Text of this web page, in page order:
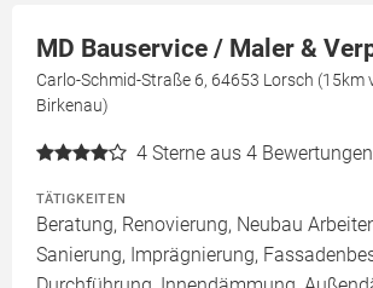
MD Bauservice / Maler &
Carlo-Schmid-Straße 6, 64653 Lorsch (15km
Birkenau)
4 Sterne aus 4 Bewertungen
TÄTIGKEITEN
Beratung, Renovierung, Neubau
Sanierung, Imprägnierung,